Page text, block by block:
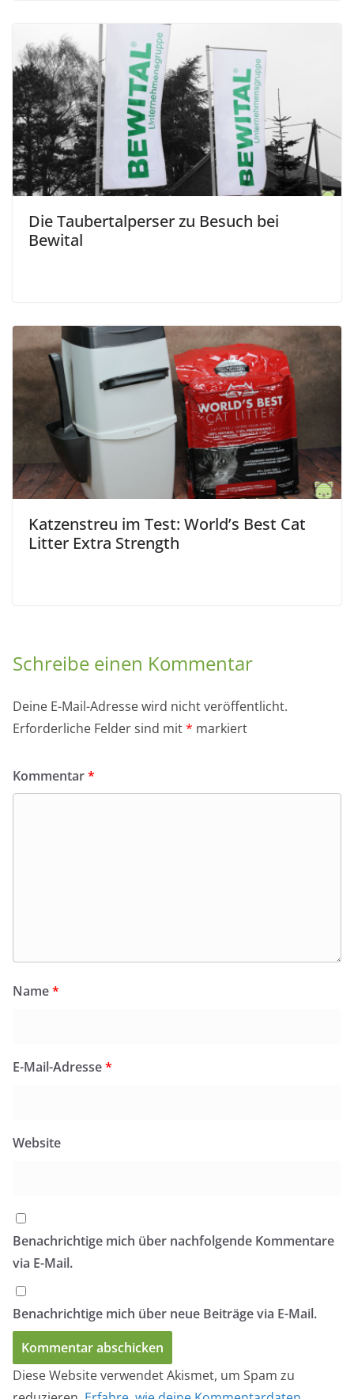
Die Taubertalperser zu Besuch bei
Bewital
Katzenstreu im Test: World’s Best Cat
Litter Extra Strength
Schreibe einen Kommentar
Deine E-Mail-Adresse wird nicht veröffentlicht.
Erforderliche Felder sind mit* markiert
Kommentar*
Name*
E-Mail-Adresse*
Website
Benachrichtige mich über nachfolgende Kommentare
via E-Mail.
Benachrichtige mich über neue Beiträge via E-Mail.
Diese Website verwendet Akismet, um Spam zu